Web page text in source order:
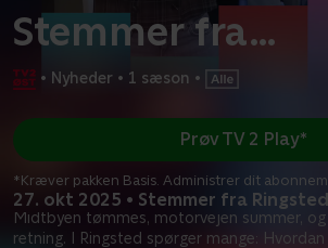
Stemmer fra…
• Nyheder • 1 sæson •
27. okt 2025 • Stemmer fra
Midtbyen tømmes, motorvejen summer, og
retning. I Ringsted spørger mange: Hvordan
Prøv TV 2 Play*
*Kræver pakken Basis. Administrer dit